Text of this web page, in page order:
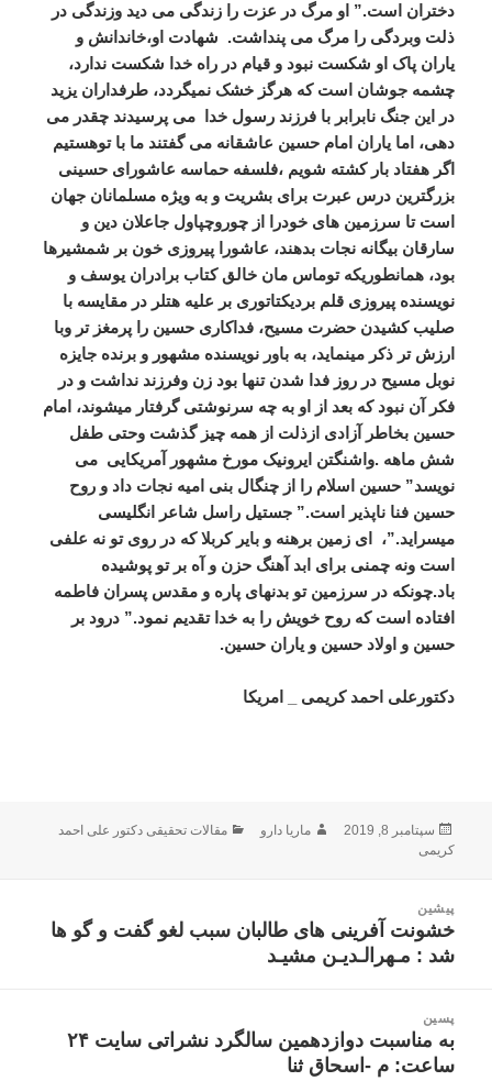
دختران است.” او مرگ در عزت را زندگی می دید وزندگی در
ذلت وبردگی را مرگ می پنداشت. شهادت او،خاندانش و
یاران پاک او شکست نبود و قیام در راه خدا شکست ندارد،
چشمه جوشان است که هرگز خشک نمیگردد، طرفداران یزید
در این جنگ نابرابر با فرزند رسول خدا می پرسیدند چقدر می
دهی، اما یاران امام حسین عاشقانه می گفتند ما با توهستیم
اگر هفتاد بار کشته شویم ،فلسفه حماسه عاشورای حسینی
بزرگترین درس عبرت برای بشریت و به ویژه مسلمانان جهان
است تا سرزمین های خودرا از چوروچپاول جاعلان دین و
سارقان بیگانه نجات بدهند، عاشورا پیروزی خون بر شمشیرها
بود، همانطوریکه توماس مان خالق کتاب برادران یوسف و
نویسنده پیروزی قلم بردیکتاتوری بر علیه هتلر در مقایسه با
صلیب کشیدن حضرت مسیح، فداکاری حسین را پرمغز تر وبا
ارزش تر ذکر مینماید، به باور نویسنده مشهور و برنده جایزه
نوبل مسیح در روز فدا شدن تنها بود زن وفرزند نداشت و در
فکر آن نبود که بعد از او به چه سرنوشتی گرفتار میشوند، امام
حسین بخاطر آزادی ازذلت از همه چیز گذشت وحتی طفل
شش ماهه .واشنگتن ایرونیک مورخ مشهور آمریکایی می
نویسد” حسین اسلام را از چنگال بنی امیه نجات داد و روح
حسین فنا ناپذیر است.” جستیل راسل شاعر انگلیسی
میسراید.”، ای زمین برهنه و بایر کربلا که در روی تو نه علفی
است ونه چمنی برای ابد آهنگ حزن و آه بر تو پوشیده
باد.چونکه در سرزمین تو بدنهای پاره و مقدس پسران فاطمه
افتاده است که روح خویش را به خدا تقدیم نمود.” درود بر
حسین و اولاد حسین و یاران حسین.
دکتورعلی احمد کریمی _ امریکا
ارسال
شده
سپتامبر 8, 2019 نویسنده
ماریا دارو دسته‌ها
مقالات تحقیقی دکتور علی احمد
کریمی
نوشتهپیشین
نوشته
قبلی:
خشونت آفرینی های طالبان سبب لغو گفت و گو ها
شد : مـهرالـدیـن مشیـد
پسین
نوشته
بعدی:
به مناسبت دوازدهمین سالگرد نشراتی سایت ۲۴
ساعت: م -اسحاق ثنا